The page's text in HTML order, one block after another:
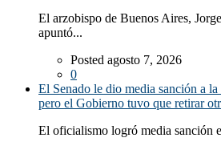
El arzobispo de Buenos Aires,
apuntó...
Posted agosto 7, 2026
0
El Senado le dio media sanción a
pero el Gobierno tuvo que retirar
El oficialismo logró media sanción